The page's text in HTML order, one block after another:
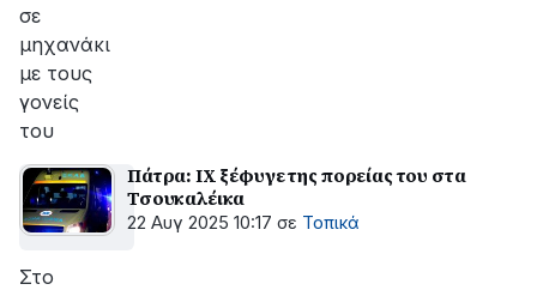
σε
μηχανάκι
με τους
γονείς
του
Πάτρα: ΙΧ ξέφυγε της πορείας του στα
Τσουκαλέικα
22 Αυγ 2025 10:17 σε Τοπικά
Στο